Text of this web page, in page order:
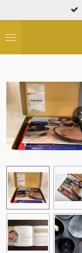
direct
naar
hoofdinhoud